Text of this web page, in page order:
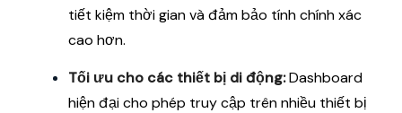
tiết kiệm thời gian và đảm bảo tính chính xác
cao hơn.
Tối ưu cho các thiết bị di động:Dashboard
hiện đại cho phép truy cập trên nhiều thiết bị